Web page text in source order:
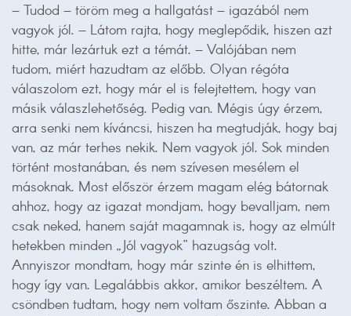
– Tudod – töröm meg a hallgatást – igazából nem
vagyok jól. – Látom rajta, hogy meglepődik, hiszen azt
hitte, már lezártuk ezt a témát. – Valójában nem
tudom, miért hazudtam az előbb. Olyan régóta
válaszolom ezt, hogy már el is felejtettem, hogy van
másik válaszlehetőség. Pedig van. Mégis úgy érzem,
arra senki nem kíváncsi, hiszen ha megtudják, hogy baj
van, az már terhes nekik. Nem vagyok jól. Sok minden
történt mostanában, és nem szívesen mesélem el
másoknak. Most először érzem magam elég bátornak
ahhoz, hogy az igazat mondjam, hogy bevalljam, nem
csak neked, hanem saját magamnak is, hogy az elmúlt
hetekben minden „Jól vagyok” hazugság volt.
Annyiszor mondtam, hogy már szinte én is elhittem,
hogy így van. Legalábbis akkor, amikor beszéltem. A
csöndben tudtam, hogy nem voltam őszinte. Abban a